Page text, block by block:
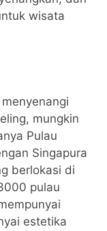
wisata
mungkin
Pulau
Singapura
berlokasi di
pulau
estetika